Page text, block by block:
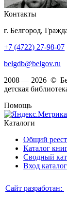
Контакты
г. Белгород,
+7 (4722) 27-98-07
belgdb@belgov.ru
2008 — 2026 ©
детская
Помощь
Каталоги
Общий
Каталог
Сводный
Вход
Сайт разработан: